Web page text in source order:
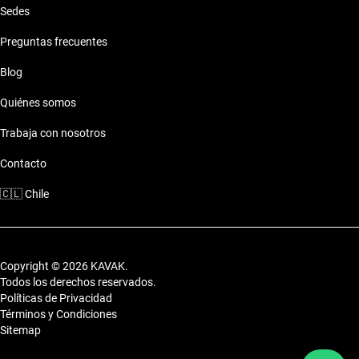
de fin de semana.
Sedes
Preguntas frecuentes
Blog
Quiénes somos
Trabaja con nosotros
Contacto
🇨🇱Chile
Copyright © 2026 KAVAK.
Todos los derechos reservados.
Políticas de Privacidad
Términos y Condiciones
Sitemap